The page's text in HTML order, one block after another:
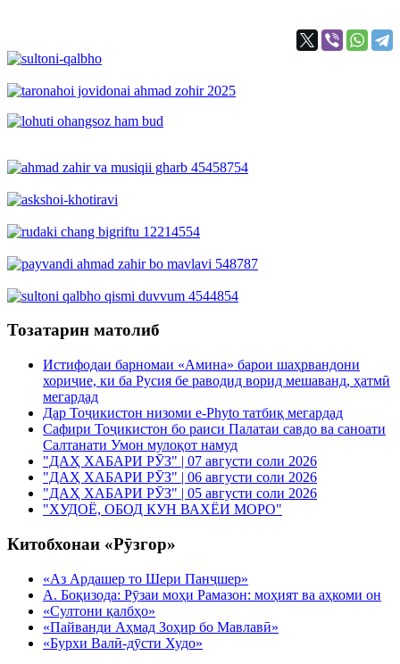
Тозатарин матолиб
Истифодаи барномаи «Амина» барои шаҳрвандони
хориҷие, ки ба Русия бе раводид ворид мешаванд, ҳатмӣ
мегардад
Дар Тоҷикистон низоми e-Phyto татбиқ мегардад
Сафири Тоҷикистон бо раиси Палатаи савдо ва саноати
Салтанати Умон мулоқот намуд
"ДАҲ ХАБАРИ РӮЗ" | 07 августи соли 2026
"ДАҲ ХАБАРИ РӮЗ" | 06 августи соли 2026
"ДАҲ ХАБАРИ РӮЗ" | 05 августи соли 2026
"ХУДОЁ, ОБОД КУН ВАХЁИ МОРО"
Китобхонаи «Рӯзгор»
«Аз Ардашер то Шери Панҷшер»
А. Боқизода: Рӯзаи моҳи Рамазон: моҳият ва аҳкоми он
«Султони қалбҳо»
«Пайванди Аҳмад Зоҳир бо Мавлавӣ»
«Бурхи Валӣ-дӯсти Худо»